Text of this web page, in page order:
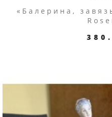
«Балерина,